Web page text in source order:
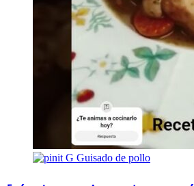
G Guisado de pollo